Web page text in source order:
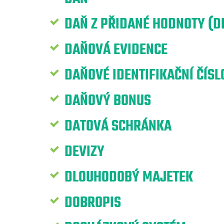
DAŇ Z PŘIDANÉ HODNOTY
DAŇOVÁ EVIDENCE
DAŇOVÉ IDENTIFIKAČNÍ
DAŇOVÝ BONUS
DATOVÁ SCHRÁNKA
DEVIZY
DLOUHODOBÝ MAJETEK
DOBROPIS